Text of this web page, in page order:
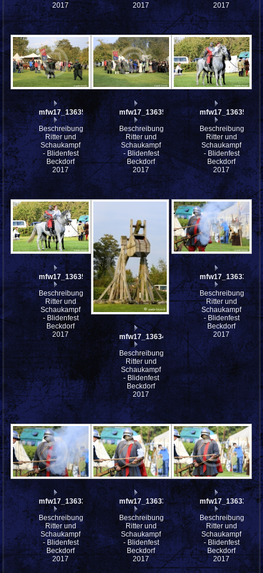
2017
2017
2017
mfw17_136355
Beschreibung:
Ritter und
Schaukampf
- Blidenfest
Beckdorf
2017
mfw17_136354
Beschreibung:
Ritter und
Schaukampf
- Blidenfest
Beckdorf
2017
mfw17_136352
Beschreibung:
Ritter und
Schaukampf
- Blidenfest
Beckdorf
2017
mfw17_136351
Beschreibung:
Ritter und
Schaukampf
- Blidenfest
Beckdorf
2017
mfw17_136349
Beschreibung:
Ritter und
Schaukampf
- Blidenfest
Beckdorf
2017
mfw17_136339
Beschreibung:
Ritter und
Schaukampf
- Blidenfest
Beckdorf
2017
mfw17_136338
Beschreibung:
Ritter und
Schaukampf
- Blidenfest
Beckdorf
2017
mfw17_136337
Beschreibung:
Ritter und
Schaukampf
- Blidenfest
Beckdorf
2017
mfw17_136336
Beschreibung:
Ritter und
Schaukampf
- Blidenfest
Beckdorf
2017